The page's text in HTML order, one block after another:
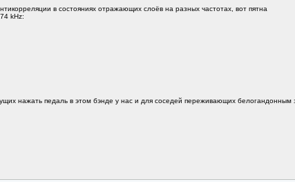
в состояниях отражающих слоёв на разных частотах, вот пятна
kHz:
нажать педаль в этом бэнде у нас и для соседей переживающих